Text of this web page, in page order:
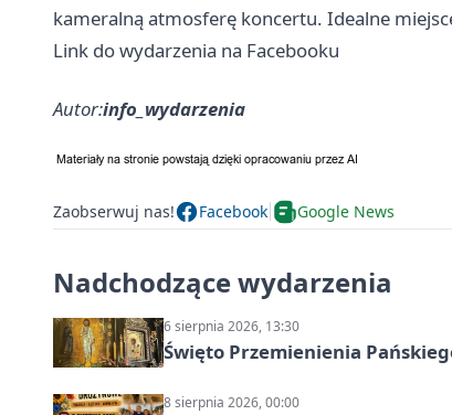
kameralną atmosferę koncertu. Idealne
Link do wydarzenia na Facebooku
Autor:info_wydarzenia
Zaobserwuj nas! Facebook Google News
Nadchodzące wydarzenia
6 sierpnia 2026, 13:30
Święto Przemienienia
8 sierpnia 2026, 00:00